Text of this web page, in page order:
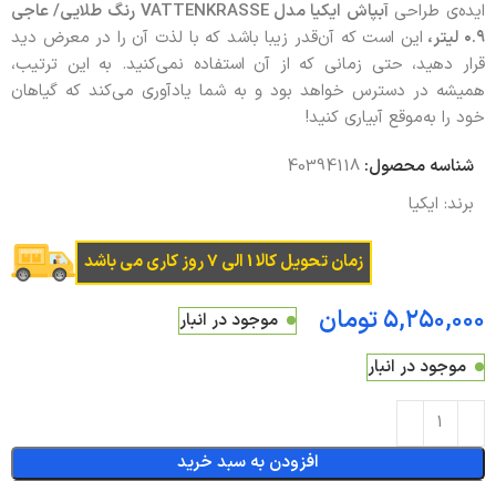
ایده‌ی طراحی آبپاش ایکیا مدلVATTENKRASSE رنگ طلایی/ عاجی
۰.۹ لیتر،
این است که آن‌قدر زیبا باشد که با لذت آن را در معرض دید
قرار دهید، حتی زمانی که از آن استفاده نمی‌کنید. به این ترتیب،
همیشه در دسترس خواهد بود و به شما یادآوری می‌کند که گیاهان
خود را به‌موقع آبیاری کنید!
شناسه محصول:40394118
برند: ایکیا
زمان تحویل کالا 1 الی 7 روز کاری می باشد
تومان
موجود در انبار
موجود در انبار
افزودن به سبد خرید